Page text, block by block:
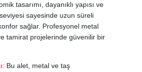
tasarımı, dayanıklı yapısı ve
sayesinde uzun süreli
sağlar. Profesyonel metal
tamirat projelerinde güvenilir bir
Bu alet, metal ve taş